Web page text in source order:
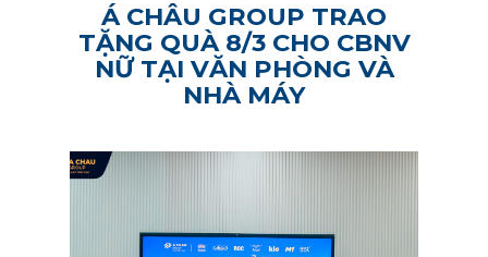
Á CHÂU GROUP TRAO
TẶNG QUÀ 8/3 CHO CBNV
NỮ TẠI VĂN PHÒNG VÀ
NHÀ MÁY